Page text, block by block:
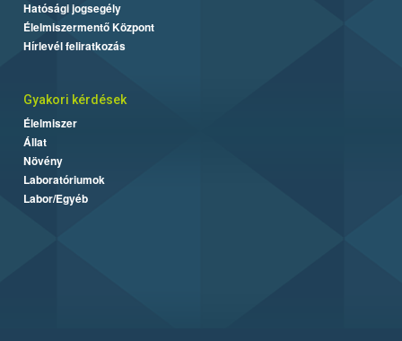
Hatósági jogsegély
Élelmiszermentő Központ
Hírlevél feliratkozás
Gyakori kérdések
Élelmiszer
Állat
Növény
Laboratóriumok
Labor/Egyéb